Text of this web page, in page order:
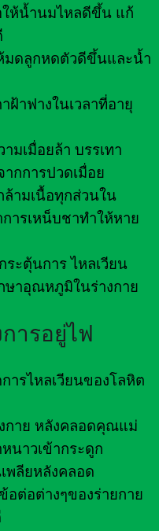
ให้น้ำนมไหลดีขึ้น แก้
มดลูกหดตัวดีขึ้นและน้ำ
ฝ้าฟางในเวลาที่อายุ
มเมื่อยล้า บรรเทา
กการปวดเมื่อย
ล้ามเนื้อทุกส่วนใน
การเหน็บชาทำให้หาย
ะตุ้นการ ไหลเวียน
ษาอุณหภูมิในร่างกาย
ารอยู่ไฟ
ารไหลเวียนของโลหิต
กาย หลังคลอดคุณแม่
นาวเข้ากระดูก
พลียหลังคลอด
อต่อต่างๆของร่ายกาย